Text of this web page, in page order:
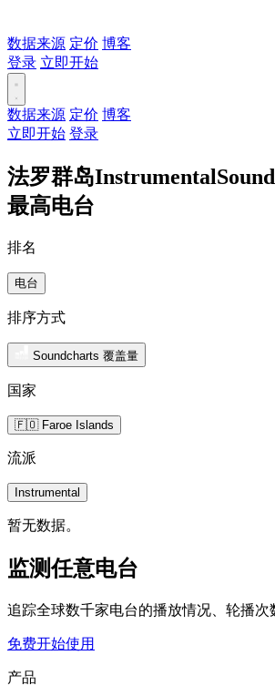
数据来源 定价 博客
登录 立即开始
数据来源 定价 博客
立即开始 登录
法罗群岛
最高电台
排名
电台
排序方式
Soundcharts 覆盖量
国家
🇫🇴 Faroe Islands
流派
Instrumental
暂无数据。
监测任意电台
追踪全球数千家电台的播放情况、轮播次
免费开始使用
产品